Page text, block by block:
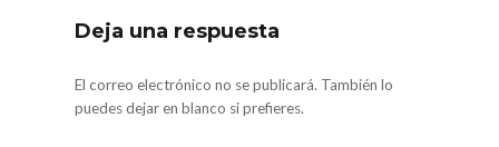
Deja una respuesta
El correo electrónico no se publicará. También lo
puedes dejar en blanco si prefieres.